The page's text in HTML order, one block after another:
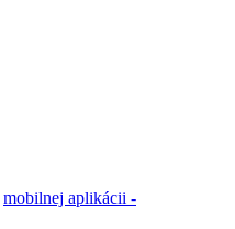
mobilnej aplikácii -